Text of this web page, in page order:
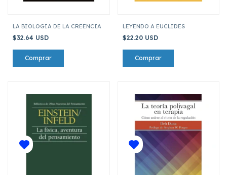
LA BIOLOGIA DE LA CREENCIA
$32.64 USD
LEYENDO A EUCLIDES
$22.20 USD